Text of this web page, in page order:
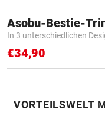
Asobu-Bestie-
In 3 unterschiedlichen
€34,90
VORTEILSWELT